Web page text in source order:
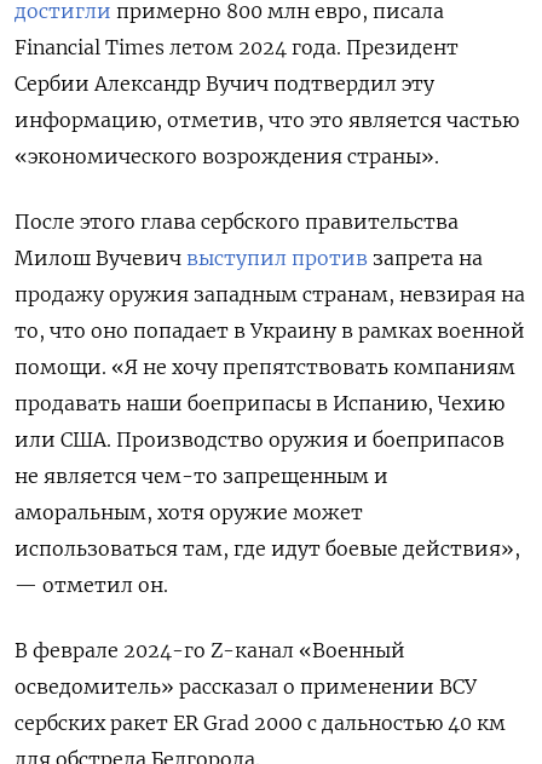
достигли примерно 800 млн евро, писала
Financial Times летом 2024 года. Президент
Сербии Александр Вучич подтвердил эту
информацию, отметив, что это является частью
«экономического возрождения страны».
После этого глава сербского правительства
Милош Вучевич выступил против запрета на
продажу оружия западным странам, невзирая на
то, что оно попадает в Украину в рамках военной
помощи. «Я не хочу препятствовать компаниям
продавать наши боеприпасы в Испанию, Чехию
или США. Производство оружия и боеприпасов
не является чем-то запрещенным и
аморальным, хотя оружие может
использоваться там, где идут боевые действия»,
— отметил он.
В феврале 2024-го Z-канал «Военный
осведомитель» рассказал о применении ВСУ
сербских ракет ER Grad 2000 с дальностью 40 км